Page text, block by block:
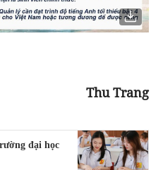
Thu Trang
đại học